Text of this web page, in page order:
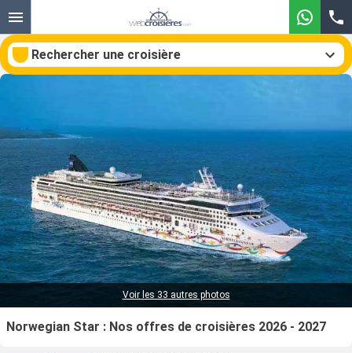
Rechercher une croisière
Nos destinations
Mois de départ
Ports Compagnies
Rechercher
Norwegian Star : Nos offres de croisières 2026 - 2027
Voir les 33 autres photos